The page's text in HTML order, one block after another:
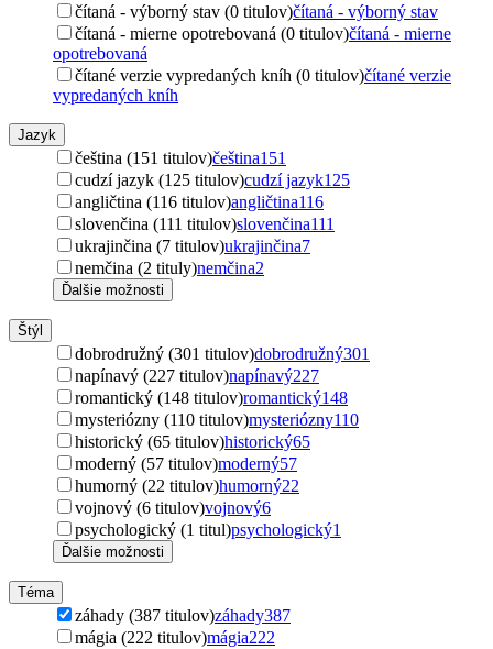
čítaná - výborný stav (0 titulov)čítaná - výborný stav
čítaná - mierne opotrebovaná (0 titulov)čítaná - mierne
opotrebovaná
čítané verzie vypredaných kníh (0 titulov)čítané verzie
vypredaných kníh
Jazyk
čeština (151 titulov)čeština151
cudzí jazyk (125 titulov)cudzí jazyk125
angličtina (116 titulov)angličtina116
slovenčina (111 titulov)slovenčina111
ukrajinčina (7 titulov)ukrajinčina7
nemčina (2 tituly)nemčina2
Ďalšie možnosti
Štýl
dobrodružný (301 titulov)dobrodružný301
napínavý (227 titulov)napínavý227
romantický (148 titulov)romantický148
mysteriózny (110 titulov)mysteriózny110
historický (65 titulov)historický65
moderný (57 titulov)moderný57
humorný (22 titulov)humorný22
vojnový (6 titulov)vojnový6
psychologický (1 titul)psychologický1
Ďalšie možnosti
Téma
záhady (387 titulov)záhady387
mágia (222 titulov)mágia222